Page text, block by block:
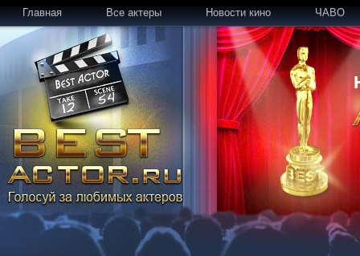
Главная Все актеры Новости кино ЧАВО